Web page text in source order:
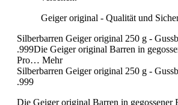
Geiger original - Qualität und
Silberbarren Geiger original 250 g -
.999Die Geiger original Barren in
Pro… Mehr
Silberbarren Geiger original 250 g -
.999
Die Geiger original Barren in gegossener